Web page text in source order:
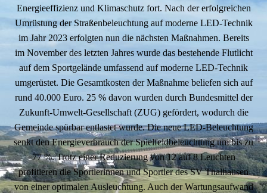
Energieeffizienz und Klimaschutz fort. Nach der erfolgreichen
Umrüstung der Straßenbeleuchtung auf moderne LED-Technik
im Jahr 2023 erfolgten nun die nächsten Maßnahmen. Bereits
im November des letzten Jahres wurde das bestehende Flutlicht
auf dem Sportgelände umfassend auf moderne LED-Technik
umgerüstet. Die Gesamtkosten der Maßnahme beliefen sich auf
rund 40.000 Euro. 25 % davon wurden durch Bundesmittel der
Zukunft‑Umwelt‑Gesellschaft (ZUG) gefördert, wodurch die
Gemeinde spürbar entlastet wurde. Die neue LED‑Beleuchtung
senkt den Energieverbrauch der Spielfeldbeleuchtung um bis zu
77 %. Trotz einer Reduzierung von 12 auf 8 Leuchten
profitieren die Sportlerinnen und Sportler des SV Thalhausen
von einer optimalen Ausleuchtung. Auch der Wartungsaufwand